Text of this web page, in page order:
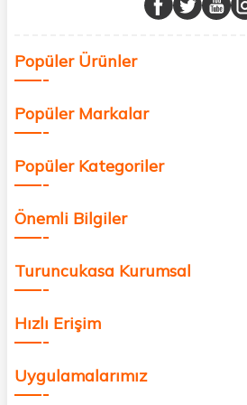
Sağlık, güzellik ve iyi yaşam için aradığınız
değer katmak için bize
Popüler Ürünler
Popüler Markalar
Popüler Kategoriler
Önemli Bilgiler
Turuncukasa Kurumsal
Hızlı Erişim
Uygulamalarımız